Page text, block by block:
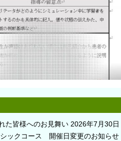
た皆様へのお見舞い 2026年7月30日
ックコース 開催日変更のお知らせ